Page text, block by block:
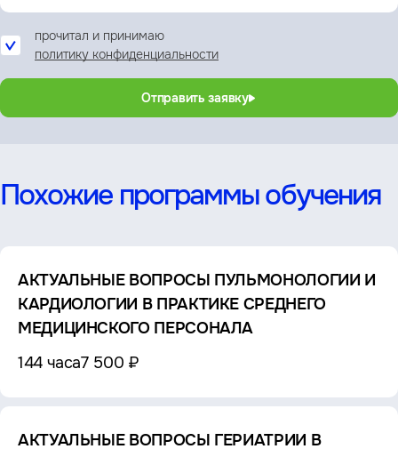
прочитал и принимаю
политику конфиденциальности
Отправить заявку
Похожие программы обучения
АКТУАЛЬНЫЕ ВОПРОСЫ ПУЛЬМОНОЛОГИИ И
КАРДИОЛОГИИ В ПРАКТИКЕ СРЕДНЕГО
МЕДИЦИНСКОГО ПЕРСОНАЛА
144 часа7 500 ₽
АКТУАЛЬНЫЕ ВОПРОСЫ ГЕРИАТРИИ В